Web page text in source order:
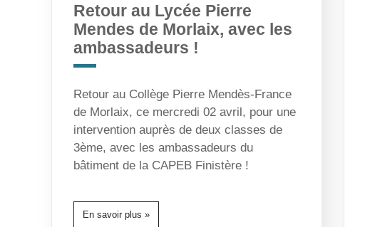
Retour au Lycée Pierre
Mendes de Morlaix, avec les
ambassadeurs !
Retour au Collège Pierre Mendès-France
de Morlaix, ce mercredi 02 avril, pour une
intervention auprès de deux classes de
3ème, avec les ambassadeurs du
bâtiment de la CAPEB Finistère !
En savoir plus »